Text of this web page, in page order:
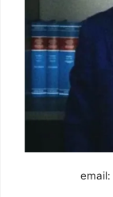
email: